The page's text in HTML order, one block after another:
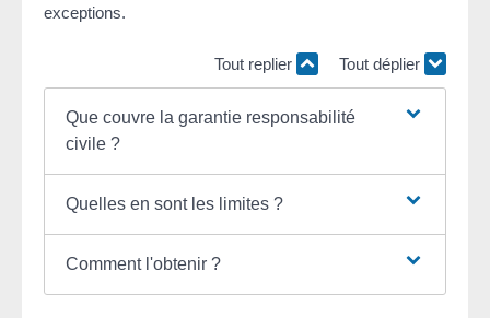
exceptions.
Tout replier Tout déplier
Que couvre la garantie responsabilité
civile ?
Quelles en sont les limites ?
Comment l'obtenir ?